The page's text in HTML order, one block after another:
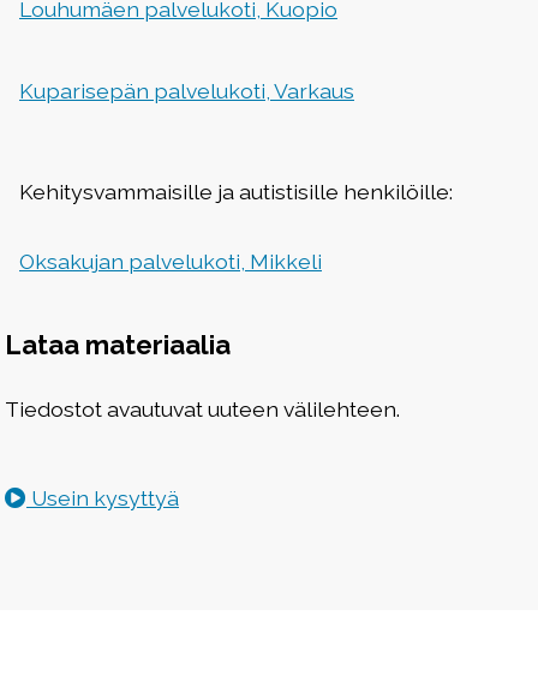
Louhumäen palvelukoti, Kuopio
Kuparisepän palvelukoti, Varkaus
Kehitysvammaisille ja autistisille henkilöille:
Oksakujan palvelukoti, Mikkeli
Lataa materiaalia
Tiedostot avautuvat uuteen välilehteen.
Usein kysyttyä